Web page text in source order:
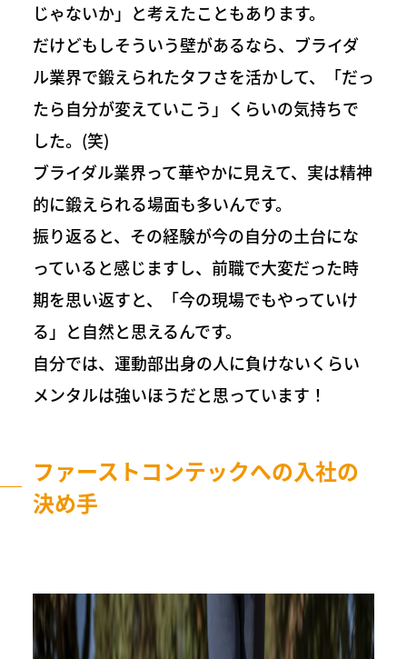
じゃないか」と考えたこともあります。
だけどもしそういう壁があるなら、ブライダ
ル業界で鍛えられたタフさを活かして、「だっ
たら自分が変えていこう」くらいの気持ちで
した。(笑)
ブライダル業界って華やかに見えて、実は精神
的に鍛えられる場面も多いんです。
振り返ると、その経験が今の自分の土台にな
っていると感じますし、前職で大変だった時
期を思い返すと、「今の現場でもやっていけ
る」と自然と思えるんです。
自分では、運動部出身の人に負けないくらい
メンタルは強いほうだと思っています！
ファーストコンテックへの入社の
決め手